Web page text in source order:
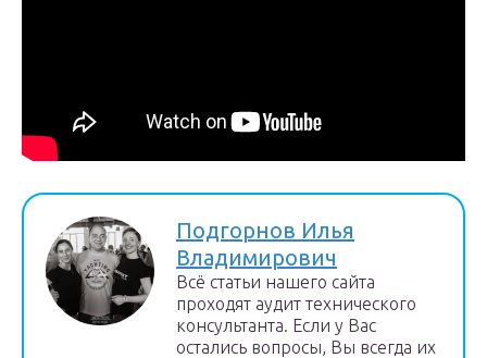
Подгорнов Илья
Владимирович
Всё статьи нашего сайта
проходят аудит технического
консультанта. Если у Вас
остались вопросы, Вы всегда их